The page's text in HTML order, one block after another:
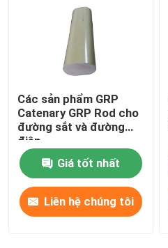
Các sản phẩm GRP
Catenary GRP Rod cho
đường sắt và đường
điện
Giá tốt nhất
Liên hệ chúng tôi